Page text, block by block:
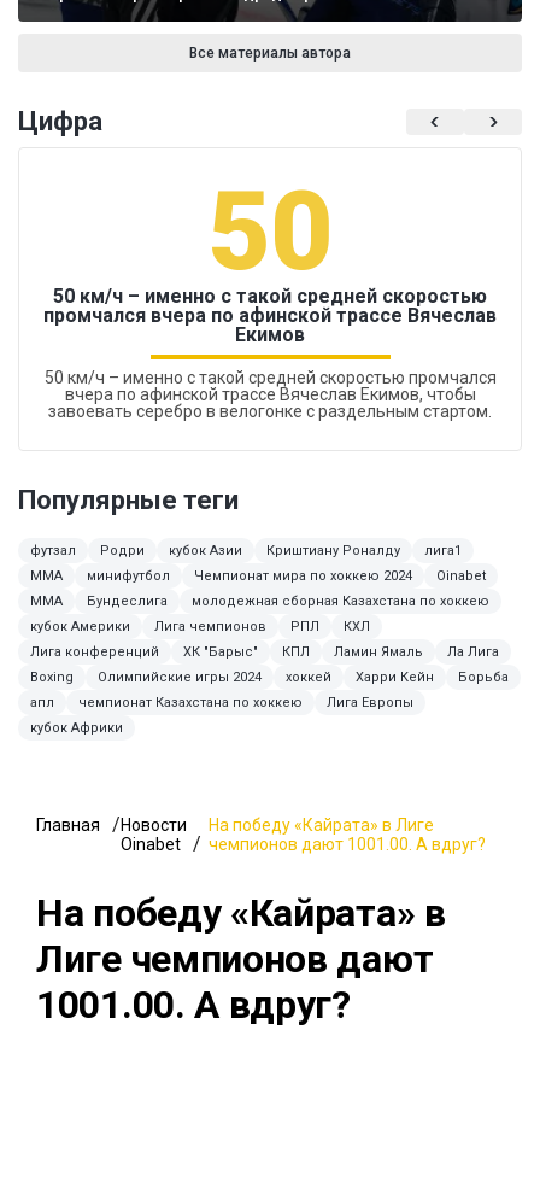
Все материалы автора
Цифра
50
50 км/ч – именно с такой средней скоростью
промчался вчера по афинской трассе Вячеслав
Екимов
50 км/ч – именно с такой средней скоростью промчался
вчера по афинской трассе Вячеслав Екимов, чтобы
завоевать серебро в велогонке с раздельным стартом.
Популярные теги
футзал Родри кубок Азии Криштиану Роналду
лига1
ММА
минифутбол Чемпионат мира по хоккею 2024
Oinabet
MMA
Бундеслига
молодежная сборная Казахстана по хоккею
кубок Америки
Лига чемпионов РПЛ
КХЛ
Лига конференций
ХК "Барыс" КПЛ Ламин Ямаль
Ла Лига
Boxing
Олимпийские игры 2024 хоккей Харри Кейн
Борьба
апл
чемпионат Казахстана по хоккею
Лига Европы
кубок Африки
Главная
Новости
Oinabet
На победу «Кайрата» в Лиге
чемпионов дают 1001.00. А вдруг?
На победу «Кайрата» в
Лиге чемпионов дают
1001.00. А вдруг?